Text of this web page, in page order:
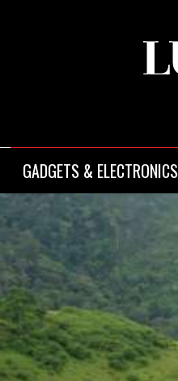
GADGETS & ELECTRONICS